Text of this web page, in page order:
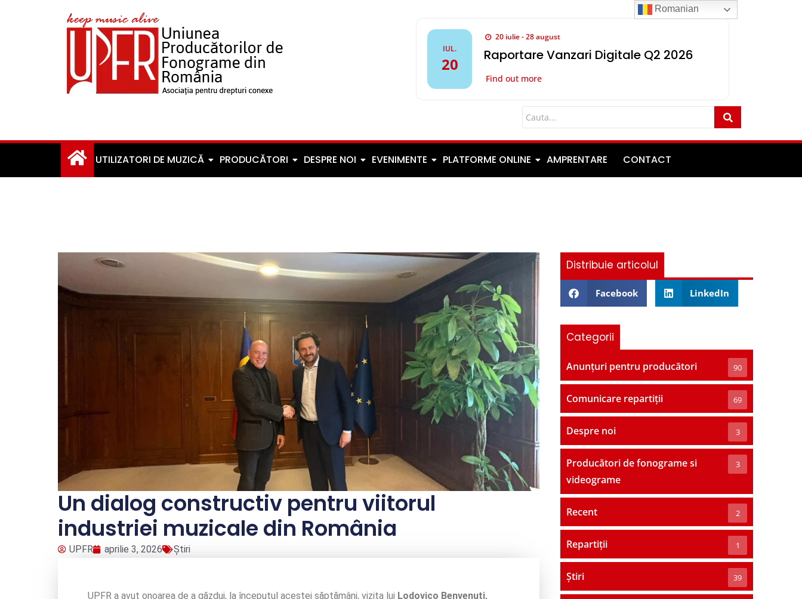
IUL.
20
20 iulie - 28 august
Raportare Vanzari Digitale Q2 2026
Find out more
UTILIZATORI DE MUZICĂ PRODUCĂTORI DESPRE NOI EVENIMENTE PLATFORME ONLINE AMPRENTARE CONTACT
Un dialog constructiv pentru viitorul
industriei muzicale din România
UPFR aprilie 3, 2026 Știri
UPFR a avut onoarea de a găzdui, la începutul acestei săptămâni, vizita lui Lodovico Benvenuti,
Distribuie articolul
Facebook LinkedIn
Categorii
Anunțuri pentru producători 90
Comunicare repartiții 69
Despre noi 3
Producători de fonograme si
videograme
3
Recent 2
Repartiții 1
Știri 39
Romanian